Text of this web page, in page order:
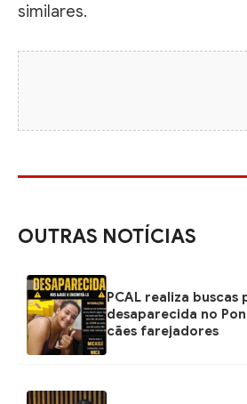
similares.
OUTRAS NOTÍCIAS
PCAL realiza buscas
desaparecida no
cães farejadores